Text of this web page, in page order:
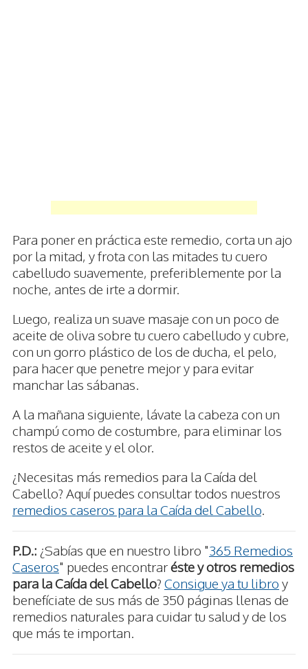
Para poner en práctica este remedio, corta un ajo
por la mitad, y frota con las mitades tu cuero
cabelludo suavemente, preferiblemente por la
noche, antes de irte a dormir.
Luego, realiza un suave masaje con un poco de
aceite de oliva sobre tu cuero cabelludo y cubre,
con un gorro plástico de los de ducha, el pelo,
para hacer que penetre mejor y para evitar
manchar las sábanas.
A la mañana siguiente, lávate la cabeza con un
champú como de costumbre, para eliminar los
restos de aceite y el olor.
¿Necesitas más remedios para la Caída del
Cabello? Aquí puedes consultar todos nuestros
remedios caseros para la Caída del Cabello.
P.D.: ¿Sabías que en nuestro libro "365 Remedios
Caseros" puedes encontraréste y otros remedios
para la Caída del Cabello? Consigue ya tu libro y
benefíciate de sus más de 350 páginas llenas de
remedios naturales para cuidar tu salud y de los
que más te importan.